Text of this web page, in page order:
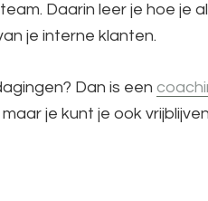
Daarin leer je hoe je
je interne klanten.
Dan is een
je kunt je ook